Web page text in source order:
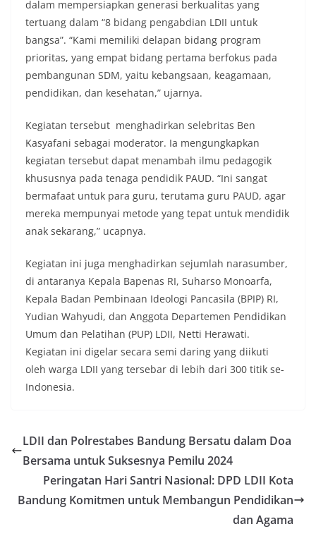
dalam mempersiapkan generasi berkualitas yang
tertuang dalam “8 bidang pengabdian LDII untuk
bangsa”. “Kami memiliki delapan bidang program
prioritas, yang empat bidang pertama berfokus pada
pembangunan SDM, yaitu kebangsaan, keagamaan,
pendidikan, dan kesehatan,” ujarnya.
Kegiatan tersebut menghadirkan selebritas Ben
Kasyafani sebagai moderator. Ia mengungkapkan
kegiatan tersebut dapat menambah ilmu pedagogik
khususnya pada tenaga pendidik PAUD. “Ini sangat
bermafaat untuk para guru, terutama guru PAUD, agar
mereka mempunyai metode yang tepat untuk mendidik
anak sekarang,” ucapnya.
Kegiatan ini juga menghadirkan sejumlah narasumber,
di antaranya Kepala Bapenas RI, Suharso Monoarfa,
Kepala Badan Pembinaan Ideologi Pancasila (BPIP) RI,
Yudian Wahyudi, dan Anggota Departemen Pendidikan
Umum dan Pelatihan (PUP) LDII, Netti Herawati.
Kegiatan ini digelar secara semi daring yang diikuti
oleh warga LDII yang tersebar di lebih dari 300 titik se-
Indonesia.
LDII dan Polrestabes Bandung Bersatu dalam Doa
Bersama untuk Suksesnya Pemilu 2024
Peringatan Hari Santri Nasional: DPD LDII Kota
Bandung Komitmen untuk Membangun Pendidikan
dan Agama